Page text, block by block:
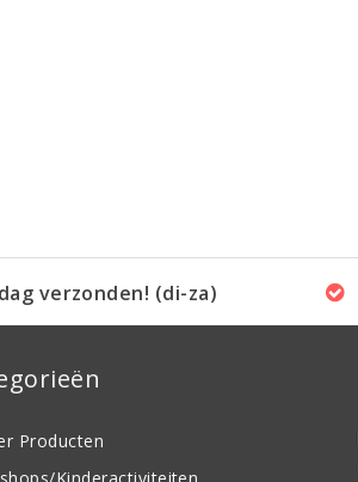
verzonden! (di-za)
Producten